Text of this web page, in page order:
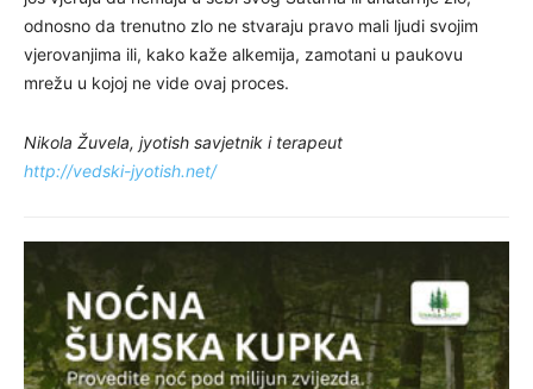
odnosno da trenutno zlo ne stvaraju pravo mali ljudi svojim
vjerovanjima ili, kako kaže alkemija, zamotani u paukovu
mrežu u kojoj ne vide ovaj proces.
Nikola Žuvela, jyotish savjetnik i terapeut
http://vedski-jyotish.net/